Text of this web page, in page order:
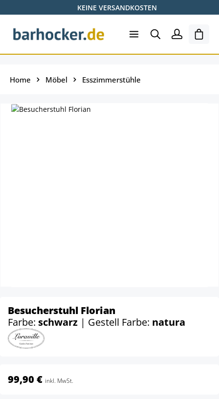
Zum Hauptinhalt springenKEINE VERSANDKOSTEN
Home Möbel Esszimmerstühle
Besucherstuhl Florian
Farbe: schwarz | Gestell Farbe: natura
99,90 € inkl. MwSt.